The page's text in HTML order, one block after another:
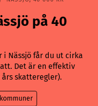
på 40
i Nässjö får du ut cirka
Det är en effektiv
skatteregler).